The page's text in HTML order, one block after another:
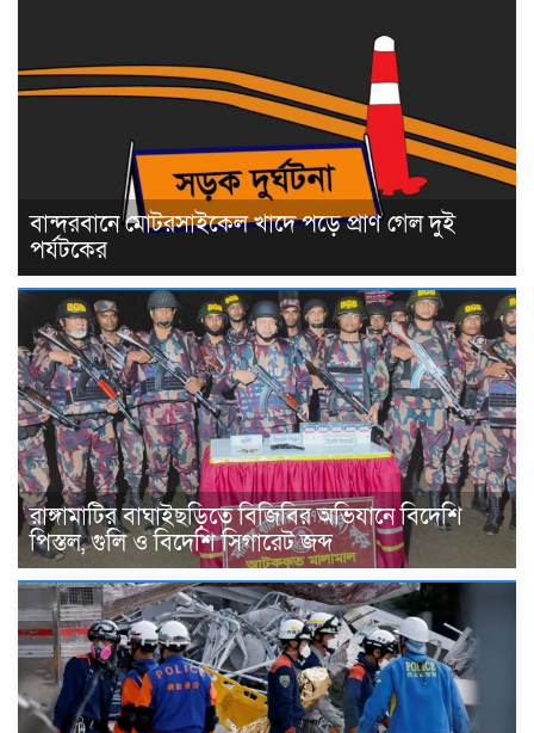
বান্দরবানে মোটরসাইকেল খাদে পড়ে প্রাণ গেল দুই
পর্যটকের
রাঙ্গামাটির বাঘাইছড়িতে বিজিবির অভিযানে বিদেশি
পিস্তল, গুলি ও বিদেশি সিগারেট জব্দ